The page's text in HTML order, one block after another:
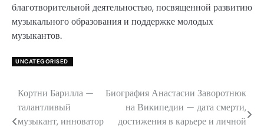
благотворительной деятельностью, посвященной развитию
музыкального образования и поддержке молодых
музыкантов.
UNCATEGORISED
Навигация
по
Кортни Барилла —
талантливый
музыкант, инноватор
Биография Анастасии Заворотнюк
на Википедии — дата смерти,
достижения в карьере и личной